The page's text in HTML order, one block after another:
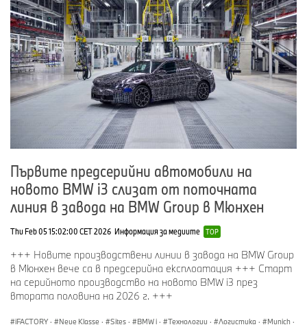
Първите предсерийни автомобили на
новото BMW i3 слизат от поточната
линия в завода на BMW Group в Мюнхен
Thu Feb 05 15:02:00 CET 2026 Информация за медиите TOP
+++ Новите производствени линии в завода на BMW Group
в Мюнхен вече са в предсерийна експлоатация +++ Старт
на серийното производство на новото BMW i3 през
втората половина на 2026 г. +++
iFACTORY · Neue Klasse · Sites · BMW i · Технологии · Логистика · Munich ·